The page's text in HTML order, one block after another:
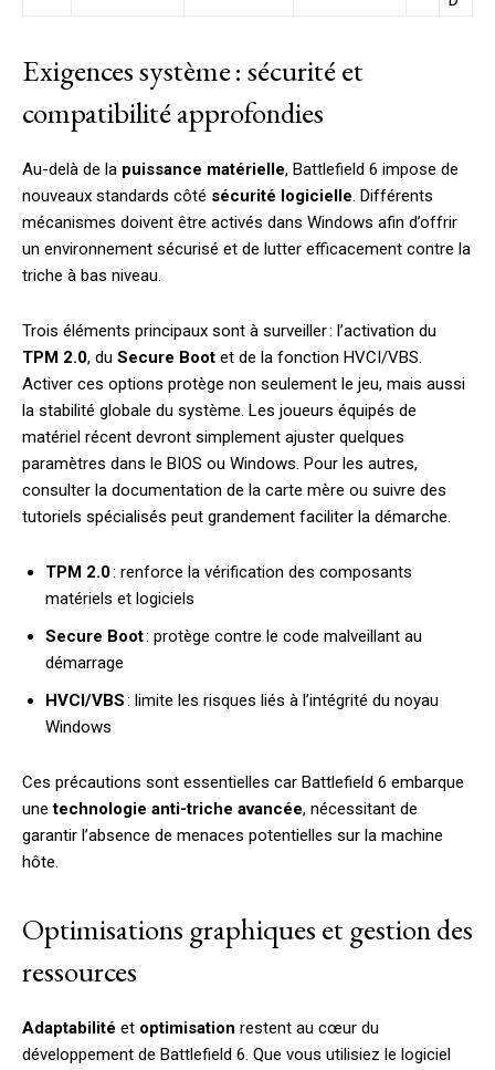
Exigences système : sécurité et
compatibilité approfondies
Au-delà de la puissance matérielle, Battlefield 6 impose de
nouveaux standards côté sécurité logicielle. Différents
mécanismes doivent être activés dans Windows afin d’offrir
un environnement sécurisé et de lutter efficacement contre la
triche à bas niveau.
Trois éléments principaux sont à surveiller : l’activation du
TPM 2.0, du Secure Boot et de la fonction HVCI/VBS.
Activer ces options protège non seulement le jeu, mais aussi
la stabilité globale du système. Les joueurs équipés de
matériel récent devront simplement ajuster quelques
paramètres dans le BIOS ou Windows. Pour les autres,
consulter la documentation de la carte mère ou suivre des
tutoriels spécialisés peut grandement faciliter la démarche.
TPM 2.0: renforce la vérification des composants
matériels et logiciels
Secure Boot: protège contre le code malveillant au
démarrage
HVCI/VBS: limite les risques liés à l’intégrité du noyau
Windows
Ces précautions sont essentielles car Battlefield 6 embarque
unetechnologie anti-triche avancée, nécessitant de
garantir l’absence de menaces potentielles sur la machine
hôte.
Optimisations graphiques et gestion des
ressources
Adaptabilité et optimisation restent au cœur du
développement de Battlefield 6. Que vous utilisiez le logiciel